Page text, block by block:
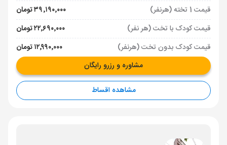
قیمت 1 تخته (هرنفر)
۳۹٬۱۹۰٬۰۰۰ تومان
قیمت کودک با تخت (هر نفر)
۲۲٬۶۹۰٬۰۰۰ تومان
قیمت کودک بدون تخت (هرنفر)
۱۲٬۹۹۰٬۰۰۰ تومان
مشاوره و رزرو رایگان
مشاهده اقساط